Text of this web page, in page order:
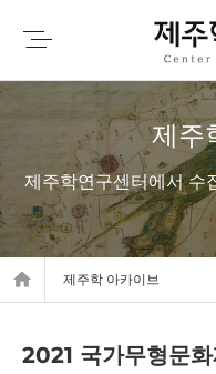
제주
제주학연구센터에서 수
home 제주학 아카이브
2021 국가무형문